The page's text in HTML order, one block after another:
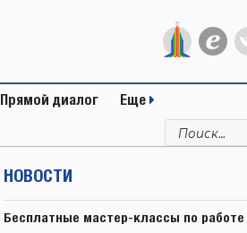
Прямой диалог Еще
Искать:
НОВОСТИ
Бесплатные мастер-классы по